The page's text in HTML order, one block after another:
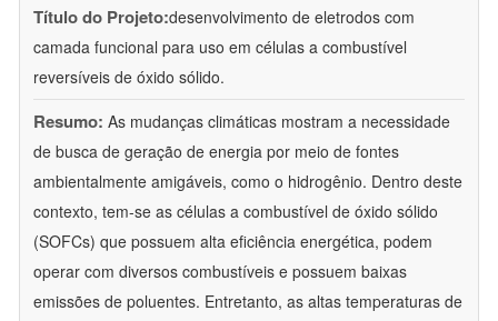
Título do Projeto:desenvolvimento de eletrodos com
camada funcional para uso em células a combustível
reversíveis de óxido sólido.
Resumo: As mudanças climáticas mostram a necessidade
de busca de geração de energia por meio de fontes
ambientalmente amigáveis, como o hidrogênio. Dentro deste
contexto, tem-se as células a combustível de óxido sólido
(SOFCs) que possuem alta eficiência energética, podem
operar com diversos combustíveis e possuem baixas
emissões de poluentes. Entretanto, as altas temperaturas de